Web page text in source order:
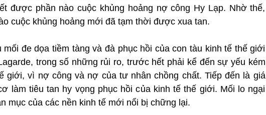
được phần nào cuộc khủng hoảng nợ công Hy Lạp. Nhờ thế,
cuộc khủng hoảng mới đã tạm thời được xua tan.
mối đe dọa tiềm tàng và đà phục hồi của con tàu kinh tế thế giới
trong số những rủi ro, trước hết phải kể đến sự yếu kém
giới, vì nợ công và nợ của tư nhân chồng chất. Tiếp đến là giá
làm tiêu tan hy vọng phục hồi của kinh tế thế giới. Mối lo ngại
mục của các nền kinh tế mới nổi bị chững lại.